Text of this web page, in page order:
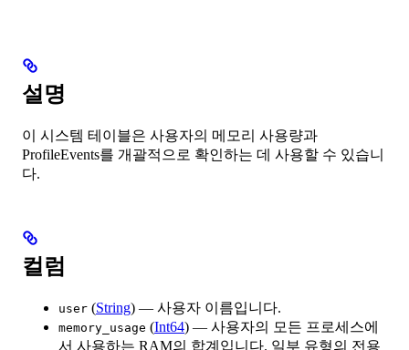
설명
이 시스템 테이블은 사용자의 메모리 사용량과
ProfileEvents를 개괄적으로 확인하는 데 사용할 수 있습니
다.
컬럼
user (String) — 사용자 이름입니다.
memory_usage (Int64) — 사용자의 모든 프로세스에
서 사용하는 RAM의 합계입니다. 일부 유형의 전용